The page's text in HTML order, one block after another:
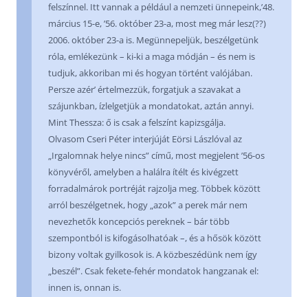
felszínnel. Itt vannak a például a nemzeti ünnepeink,’48.
március 15-e, ’56. október 23-a, most meg már lesz(??)
2006. október 23-a is. Megünnepeljük, beszélgetünk
róla, emlékezünk – ki-ki a maga módján – és nem is
tudjuk, akkoriban mi és hogyan történt valójában.
Persze azér’ értelmezzük, forgatjuk a szavakat a
szájunkban, ízlelgetjük a mondatokat, aztán annyi.
Mint Thessza: ő is csak a felszínt kapizsgálja.
Olvasom Cseri Péter interjúját Eörsi Lászlóval az
„Irgalomnak helye nincs” című, most megjelent ’56-os
könyvéről, amelyben a halálra ítélt és kivégzett
forradalmárok portréját rajzolja meg. Többek között
arról beszélgetnek, hogy „azok” a perek már nem
nevezhetők koncepciós pereknek – bár több
szempontból is kifogásolhatóak –, és a hősök között
bizony voltak gyilkosok is. A közbeszédünk nem így
„beszél”. Csak fekete-fehér mondatok hangzanak el:
innen is, onnan is.